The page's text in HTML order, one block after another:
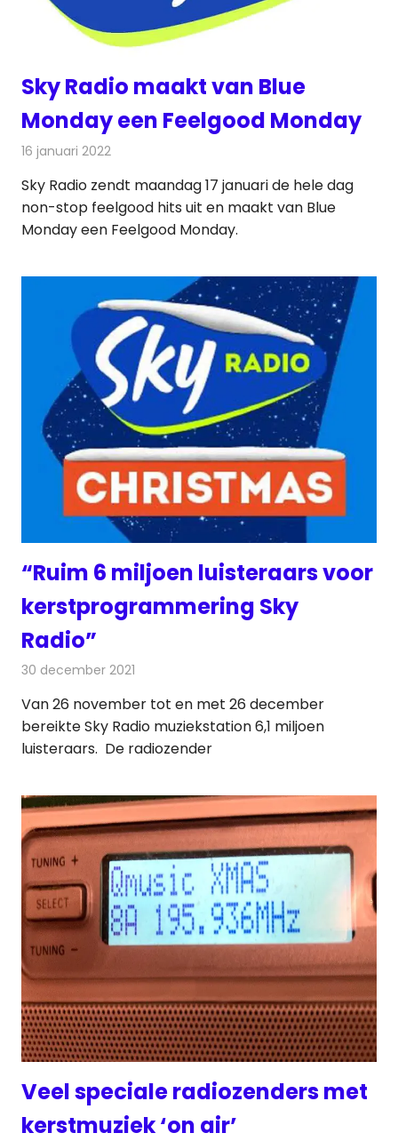
Sky Radio maakt van Blue
Monday een Feelgood Monday
16 januari 2022
Sky Radio zendt maandag 17 januari de hele dag
non-stop feelgood hits uit en maakt van Blue
Monday een Feelgood Monday.
“Ruim 6 miljoen luisteraars voor
kerstprogrammering Sky
Radio”
30 december 2021
Van 26 november tot en met 26 december
bereikte Sky Radio muziekstation 6,1 miljoen
luisteraars. De radiozender
Veel speciale radiozenders met
kerstmuziek ‘on air’